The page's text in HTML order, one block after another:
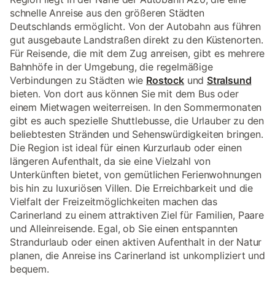
schnelle Anreise aus den größeren Städten
Deutschlands ermöglicht. Von der Autobahn aus führen
gut ausgebaute Landstraßen direkt zu den Küstenorten.
Für Reisende, die mit dem Zug anreisen, gibt es mehrere
Bahnhöfe in der Umgebung, die regelmäßige
Verbindungen zu Städten wie Rostockund Stralsund
bieten. Von dort aus können Sie mit dem Bus oder
einem Mietwagen weiterreisen. In den Sommermonaten
gibt es auch spezielle Shuttlebusse, die Urlauber zu den
beliebtesten Stränden und Sehenswürdigkeiten bringen.
Die Region ist ideal für einen Kurzurlaub oder einen
längeren Aufenthalt, da sie eine Vielzahl von
Unterkünften bietet, von gemütlichen Ferienwohnungen
bis hin zu luxuriösen Villen. Die Erreichbarkeit und die
Vielfalt der Freizeitmöglichkeiten machen das
Carinerland zu einem attraktiven Ziel für Familien, Paare
und Alleinreisende. Egal, ob Sie einen entspannten
Strandurlaub oder einen aktiven Aufenthalt in der Natur
planen, die Anreise ins Carinerland ist unkompliziert und
bequem.